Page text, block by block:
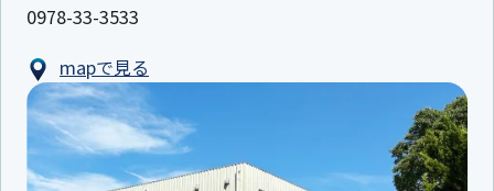
0978-33-3533
mapで見る